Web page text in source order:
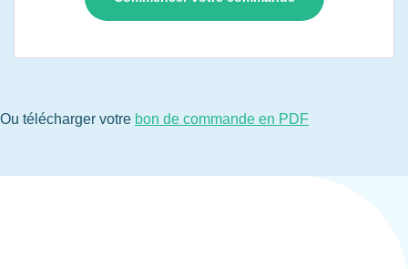
Ou télécharger votre bon de commande en PDF